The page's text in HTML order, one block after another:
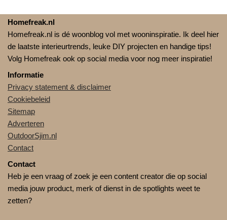
Homefreak.nl
Homefreak.nl is dé woonblog vol met wooninspiratie. Ik deel hier
de laatste interieurtrends, leuke DIY projecten en handige tips!
Volg Homefreak ook op social media voor nog meer inspiratie!
Informatie
Privacy statement & disclaimer
Cookiebeleid
Sitemap
Adverteren
OutdoorSjim.nl
Contact
Contact
Heb je een vraag of zoek je een content creator die op social
media jouw product, merk of dienst in de spotlights weet te
zetten?